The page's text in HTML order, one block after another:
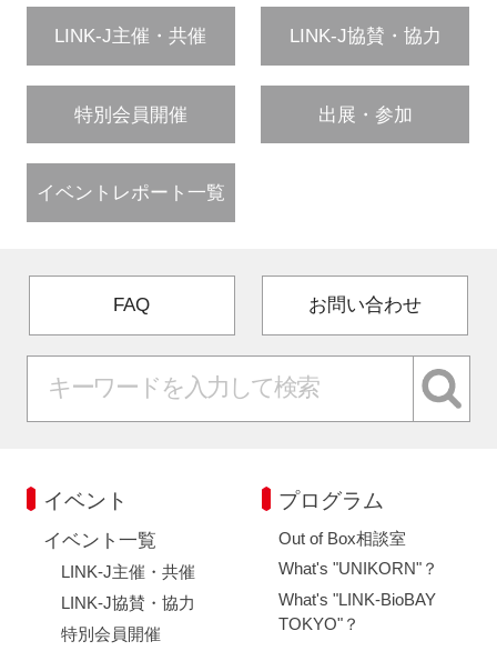
LINK-J主催・共催 LINK-J協賛・協力
特別会員開催 出展・参加
イベントレポート一覧
FAQ お問い合わせ
イベント
イベント一覧
LINK-J主催・共催
LINK-J協賛・協力
特別会員開催
プログラム
Out of Box相談室
What's "UNIKORN"？
What's "LINK-BioBAY
TOKYO"？